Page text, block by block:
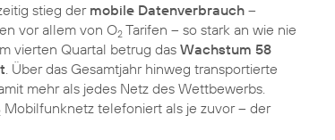
stieg der mobile Datenverbrauch–
vor allem von O2Tarifen – so stark an wie nie
vierten Quartal betrug das Wachstum 58
. Über das Gesamtjahr hinweg transportierte
mehr als jedes Netz des Wettbewerbs.
Mobilfunknetz telefoniert als je zuvor – der